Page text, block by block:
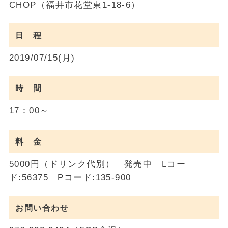
CHOP（福井市花堂東1-18-6）
日 程
2019/07/15(月)
時 間
17：00～
料 金
5000円（ドリンク代別） 発売中 Lコー
ド:56375 Pコード:135-900
お問い合わせ